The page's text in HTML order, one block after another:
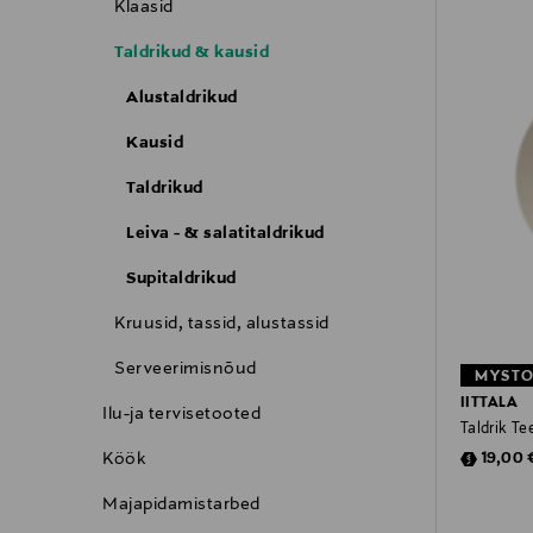
Klaasid
Taldrikud & kausid
Alustaldrikud
Kausid
Taldrikud
Leiva - & salatitaldrikud
Supitaldrikud
Kruusid, tassid, alustassid
Serveerimisnõud
Ilu-ja tervisetooted
Köök
Majapidamistarbed
IITTALA
Taldrik
19,00